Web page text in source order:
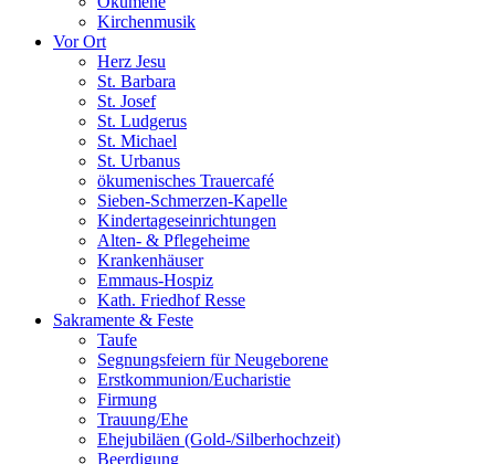
Kirchenmusik
Vor Ort
Herz Jesu
St. Barbara
St. Josef
St. Ludgerus
St. Michael
St. Urbanus
ökumenisches Trauercafé
Sieben-Schmerzen-Kapelle
Kindertageseinrichtungen
Alten- & Pflegeheime
Krankenhäuser
Emmaus-Hospiz
Kath. Friedhof Resse
Sakramente & Feste
Taufe
Segnungsfeiern für Neugeborene
Erstkommunion/Eucharistie
Firmung
Trauung/Ehe
Ehejubiläen (Gold-/Silberhochzeit)
Beerdigung